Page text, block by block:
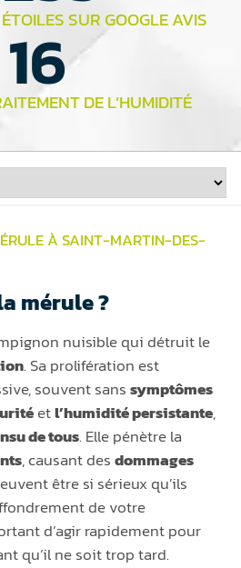
SUR GOOGLE AVIS
DE L’HUMIDITÉ
16
À SAINT-MARTIN-DES-
mérule ?
nuisible qui détruit le
. Sa prolifération est
souvent sanssymptômes
etl’humidité persistante,
de tous. Elle pénètre la
, causant desdommages
être si sérieux qu’ils
de votre
d’agir rapidement pour
qu’il ne soit trop tard.